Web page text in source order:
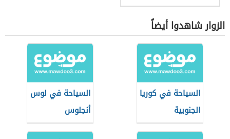
الزوار شاهدوا أيضاً
السياحة في كوريا
الجنوبية
السياحة في لوس
أنجلوس